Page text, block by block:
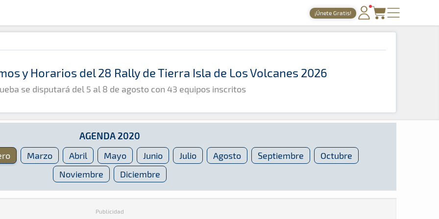
¡Únete Gratis!
PORTADA
TIEMPOS ONLINE
GALERÍAS
ARCHIVO
y Horarios del 28 Rally de Tierra Isla de Los Volcanes 2026
se disputará del 5 al 8 de agosto con 43 equipos inscritos
AGENDA 2020
Marzo Abril Mayo Junio Julio Agosto Septiembre
Octubre
Noviembre
Diciembre
Publicidad